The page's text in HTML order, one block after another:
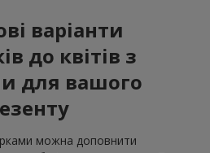
варіанти
до квітів з
для вашого
можна доповнити